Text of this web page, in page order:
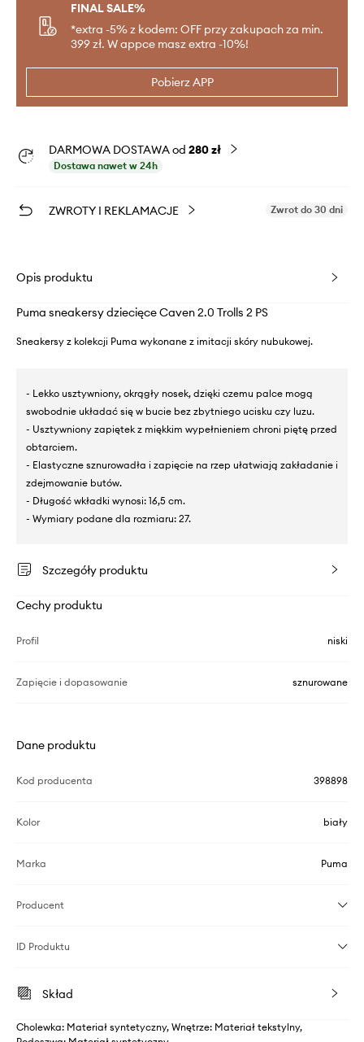
FINAL SALE%
*extra -5% z kodem: OFF przy zakupach za min.
399 zł. W appce masz extra -10%!
Pobierz APP
DARMOWA DOSTAWA od 280 zł
Dostawa nawet w 24h
ZWROTY I REKLAMACJE Zwrot do 30 dni
Opis produktu
Puma sneakersy dziecięce Caven 2.0 Trolls 2 PS
Sneakersy z kolekcji Puma wykonane z imitacji skóry nubukowej.
- Lekko usztywniony, okrągły nosek, dzięki czemu palce mogą
swobodnie układać się w bucie bez zbytniego ucisku czy luzu.
- Usztywniony zapiętek z miękkim wypełnieniem chroni piętę przed
obtarciem.
- Elastyczne sznurowadła i zapięcie na rzep ułatwiają zakładanie i
zdejmowanie butów.
- Długość wkładki wynosi: 16,5 cm.
- Wymiary podane dla rozmiaru: 27.
Szczegóły produktu
Cechy produktu
Profil niski
Zapięcie i dopasowanie sznurowane
Dane produktu
Kod producenta 398898
Kolor biały
Marka Puma
Producent
ID Produktu
Skład
Cholewka: Materiał syntetyczny, Wnętrze: Materiał tekstylny,